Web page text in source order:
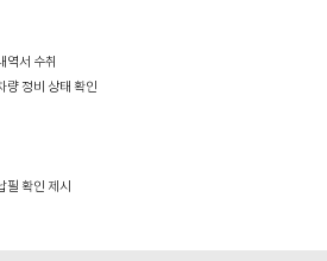
역서 수취
량 정비 상태 확인
필 확인 제시